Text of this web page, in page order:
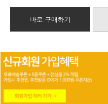
바로 구매하기